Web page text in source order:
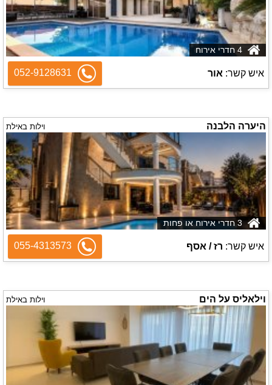
איש קשר: אור 052-9128631
היערה הלבנה וילות באילת
3 חדרי אירוח או פחות
איש קשר: רז / אסף 055-4313573
וילאליס על הים וילות באילת